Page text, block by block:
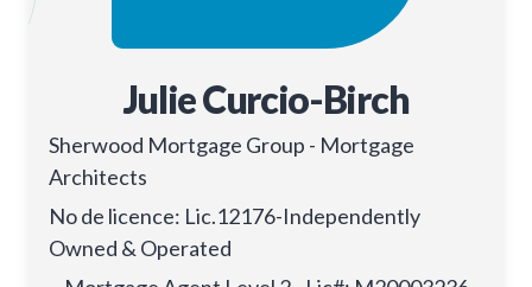
Julie Curcio-Birch
Sherwood Mortgage Group - Mortgage
Architects
No de licence: Lic.12176-Independently
Owned & Operated